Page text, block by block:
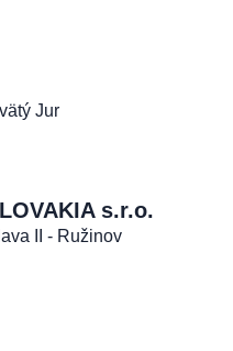
Jur
s.r.o.
II - Ružinov